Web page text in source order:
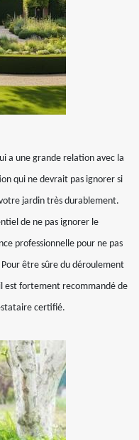
a une grande relation avec la
qui ne devrait pas ignorer si
jardin très durablement.
de ne pas ignorer le
professionnelle pour ne pas
être sûre du déroulement
est fortement recommandé de
certifié.